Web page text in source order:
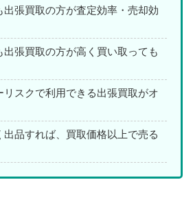
出張買取の方が査定効率・売却効
出張買取の方が高く買い取っても
リスクで利用できる出張買取がオ
出品すれば、買取価格以上で売る